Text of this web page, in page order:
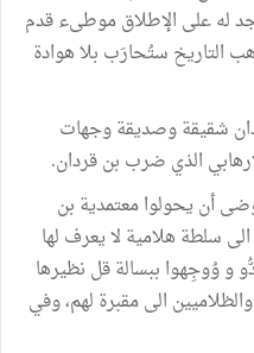
له على الإطلاق موطىء قدم
التاريخ ستُحارَب بلا هوادة
شقيقة وصديقة وجهات
الذي ضرب بن قردان.
أن يحولوا معتمدية بن
سلطة هلامية لا يعرف لها
و وُوجِهوا ببسالة قل نظيرها
الى مقبرة لهم، وفي